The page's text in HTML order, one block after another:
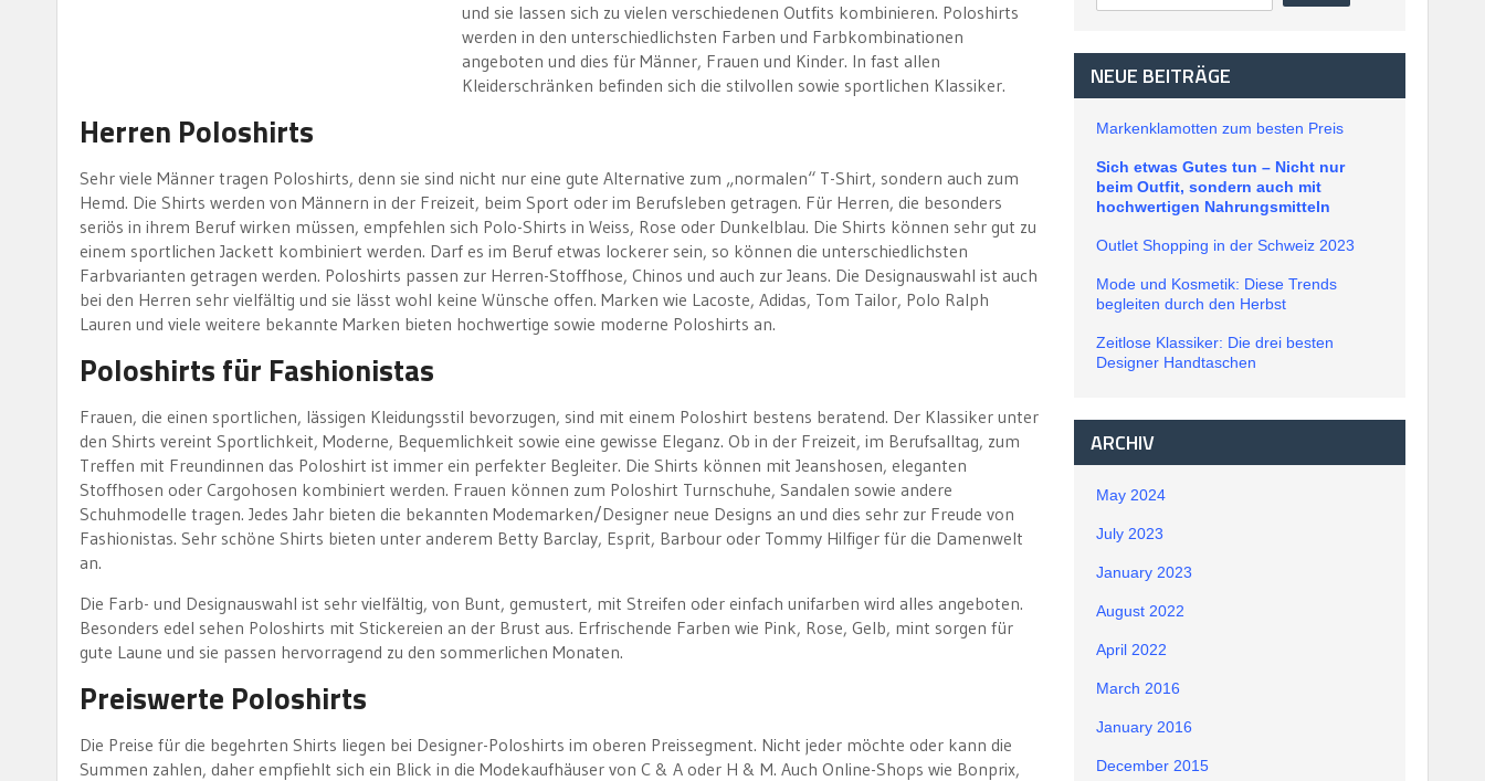
und sie lassen sich zu vielen verschiedenen Outfits kombinieren. Poloshirts
werden in den unterschiedlichsten Farben und Farbkombinationen
angeboten und dies für Männer, Frauen und Kinder. In fast allen
Kleiderschränken befinden sich die stilvollen sowie sportlichen Klassiker.
Herren Poloshirts
Sehr viele Männer tragen Poloshirts, denn sie sind nicht nur eine gute Alternative zum „normalen“ T-Shirt, sondern auch zum
Hemd. Die Shirts werden von Männern in der Freizeit, beim Sport oder im Berufsleben getragen. Für Herren, die besonders
seriös in ihrem Beruf wirken müssen, empfehlen sich Polo-Shirts in Weiss, Rose oder Dunkelblau. Die Shirts können sehr gut zu
einem sportlichen Jackett kombiniert werden. Darf es im Beruf etwas lockerer sein, so können die unterschiedlichsten
Farbvarianten getragen werden. Poloshirts passen zur Herren-Stoffhose, Chinos und auch zur Jeans. Die Designauswahl ist auch
bei den Herren sehr vielfältig und sie lässt wohl keine Wünsche offen. Marken wie Lacoste, Adidas, Tom Tailor, Polo Ralph
Lauren und viele weitere bekannte Marken bieten hochwertige sowie moderne Poloshirts an.
Poloshirts für Fashionistas
Frauen, die einen sportlichen, lässigen Kleidungsstil bevorzugen, sind mit einem Poloshirt bestens beratend. Der Klassiker unter
den Shirts vereint Sportlichkeit, Moderne, Bequemlichkeit sowie eine gewisse Eleganz. Ob in der Freizeit, im Berufsalltag, zum
Treffen mit Freundinnen das Poloshirt ist immer ein perfekter Begleiter. Die Shirts können mit Jeanshosen, eleganten
Stoffhosen oder Cargohosen kombiniert werden. Frauen können zum Poloshirt Turnschuhe, Sandalen sowie andere
Schuhmodelle tragen. Jedes Jahr bieten die bekannten Modemarken/Designer neue Designs an und dies sehr zur Freude von
Fashionistas. Sehr schöne Shirts bieten unter anderem Betty Barclay, Esprit, Barbour oder Tommy Hilfiger für die Damenwelt
an.
Die Farb- und Designauswahl ist sehr vielfältig, von Bunt, gemustert, mit Streifen oder einfach unifarben wird alles angeboten.
Besonders edel sehen Poloshirts mit Stickereien an der Brust aus. Erfrischende Farben wie Pink, Rose, Gelb, mint sorgen für
gute Laune und sie passen hervorragend zu den sommerlichen Monaten.
Preiswerte Poloshirts
Die Preise für die begehrten Shirts liegen bei Designer-Poloshirts im oberen Preissegment. Nicht jeder möchte oder kann die
Summen zahlen, daher empfiehlt sich ein Blick in die Modekaufhäuser von C & A oder H & M. Auch Online-Shops wie Bonprix,
NEUE BEITRÄGE
Markenklamotten zum besten Preis
Sich etwas Gutes tun – Nicht nur
beim Outfit, sondern auch mit
hochwertigen Nahrungsmitteln
Outlet Shopping in der Schweiz 2023
Mode und Kosmetik: Diese Trends
begleiten durch den Herbst
Zeitlose Klassiker: Die drei besten
Designer Handtaschen
ARCHIV
May 2024
July 2023
January 2023
August 2022
April 2022
March 2016
January 2016
December 2015